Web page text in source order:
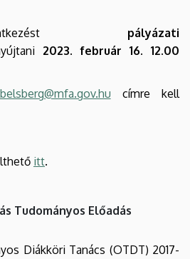
pályázati
2023. február 16. 12.00
címre kell
itt.
Tudományos Előadás
Diákköri Tanács (OTDT) 2017-